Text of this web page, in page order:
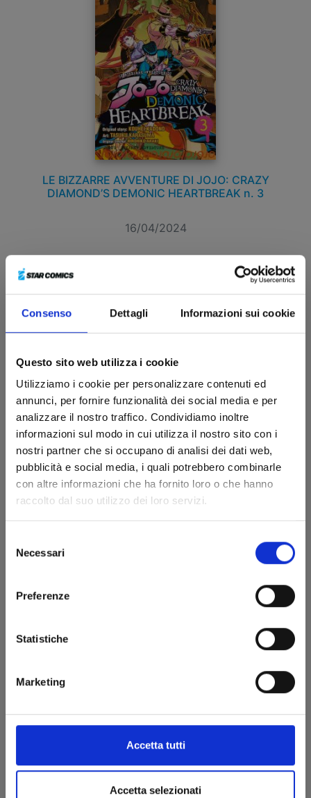
Consenso Dettagli Informazioni sui cookie
Questo sito web utilizza i cookie
Utilizziamo i cookie per personalizzare contenuti ed
annunci, per fornire funzionalità dei social media e per
analizzare il nostro traffico. Condividiamo inoltre
informazioni sul modo in cui utilizza il nostro sito con i
nostri partner che si occupano di analisi dei dati web,
pubblicità e social media, i quali potrebbero combinarle
con altre informazioni che ha fornito loro o che hanno
raccolto dal suo utilizzo dei loro servizi.
delNecessari
Preferenze
Statistiche
Marketing
Accetta tutti
Accetta selezionati
LE BIZZARRE AVVENTURE DI JOJO: CRAZY
DIAMOND’S DEMONIC HEARTBREAK n. 3
16/04/2024
DIAMOND’S DEMONIC HEARTBREAK n. 2